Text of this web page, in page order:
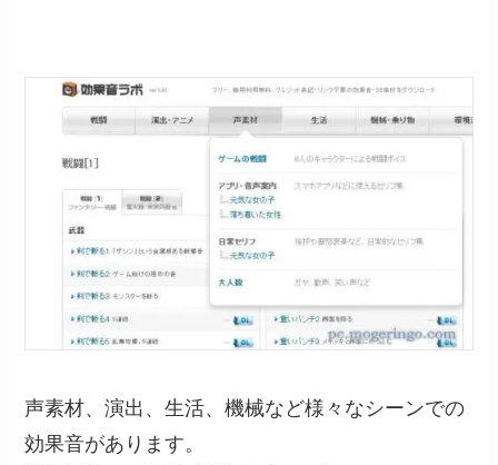
声素材、演出、生活、機械など様々なシーンでの
効果音があります。